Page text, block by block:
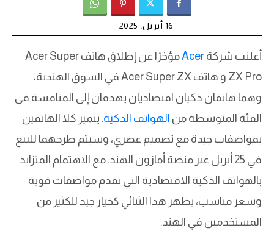
16 أبريل، 2025
أعلنت شركة Acer
مؤخرًا عن إطلاق هاتف Acer Super
ZX Pro و هاتف Acer Super ZX في السوق الهندية،
وهما هاتفان ذكيان اقتصاديان يهدفان إلى المنافسة في
الفئة المتوسطة من الهواتف الذكية. يتميز كلا الهاتفين
بمواصفات جيدة مع تصميم عصري، وسيتم طرحهما للبيع
في 25 أبريل عبر منصة أمازون الهند. مع الاهتمام المتزايد
بالهواتف الذكية الاقتصادية التي تقدم مواصفات قوية
وسعر مناسب، يظهر هذا الثنائي كخيار جيد للكثير من
المستخدمين في الهند.